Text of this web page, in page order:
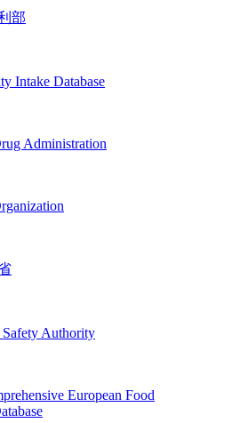
部
Intake Database
Administration
Authority
European Food